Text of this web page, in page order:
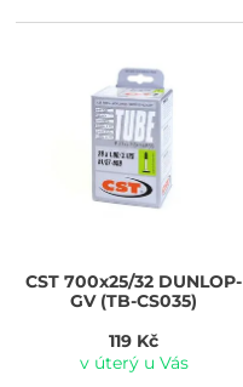
CST 700x25/32 DUNLOP-
GV (TB-CS035)
119 Kč
v úterý u Vás